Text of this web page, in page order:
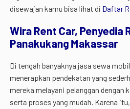
disewajan kamu bisa lihat di Daftar
Wira Rent Car, Penyedia
Panakukang Makassar
Di tengah banyaknya jasa sewa
menerapkan pendekatan yang
mereka melayani pelanggan dengan
serta proses yang mudah. Karena